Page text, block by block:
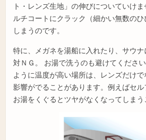
ト・レンズ生地」の伸びについていけ
ルチコートにクラック（細かい無数の
しまうのです。
特に、メガネを湯船に入れたり、サウ
対ＮＧ。 お湯で洗うのも避けてくださ
ように温度が高い場所は、レンズだけ
影響がでることがあります。例えばセル
お湯をくぐるとツヤがなくなってしまう